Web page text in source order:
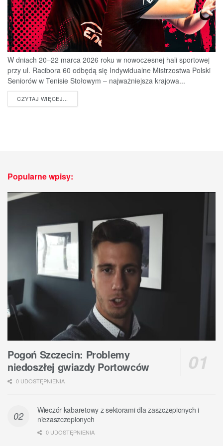
W dniach 20–22 marca 2026 roku w nowoczesnej hali sportowej
przy ul. Racibora 60 odbędą się Indywidualne Mistrzostwa Polski
Seniorów w Tenisie Stołowym – najważniejsza krajowa...
CZYTAJ WIĘCEJ...
Popularne wpisy:
Pogoń Szczecin: Problemy
niedoszłej gwiazdy Portowców
0 UDOSTĘPNIENIA
Wieczór kabaretowy z sektorami dla zaszczepionych i
niezaszczepionych
0 UDOSTĘPNIENIA